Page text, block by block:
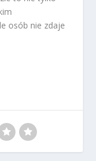
osób nie zdaje